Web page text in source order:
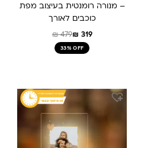
– מנורה רומנטית בעיצוב מפת
כוכבים לאורך
₪479₪ 319
33% OFF
המחיר
היה:
המחיר
הוא: